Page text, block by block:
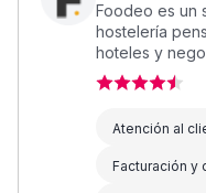
Foodeo es un
hostelería
hoteles y
Atención al
Facturación y